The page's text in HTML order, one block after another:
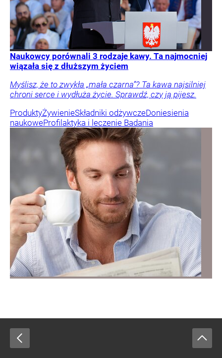
Naukowcy porównali 3 rodzaje kawy. Ta najmocniej
wiązała się z dłuższym życiem
Myślisz, że to zwykła „mała czarna”? Ta kawa najsilniej
chroni serce i wydłuża życie. Sprawdź, czy ją pijesz.
ProduktyŻywienieSkładniki odżywczeDoniesienia
naukoweProfilaktyka i leczenie Badania